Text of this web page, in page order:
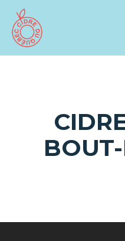
main
content
BOUT-